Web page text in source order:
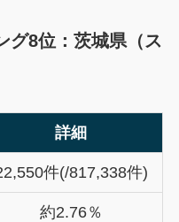
グ8位：茨城県（ス
詳細
件(/817,338件)
約2.76％